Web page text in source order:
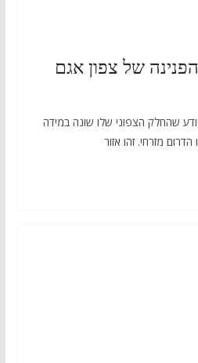
של צפון אגם
שהחלק הצפוני שלו שונה במידה
מזרחי. זהו אזור